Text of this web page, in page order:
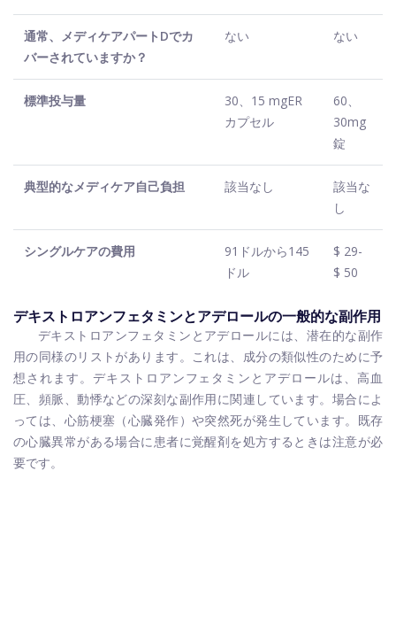
通常、メディケアパートDでカ
バーされていますか？
ない ない
標準投与量
30、15 mgER
カプセル
60、
30mg
錠
典型的なメディケア自己負担 該当なし
該当な
し
シングルケアの費用
91ドルから145
ドル
$ 29-
$ 50
デキストロアンフェタミンとアデロールの一般的な副作用
デキストロアンフェタミンとアデロールには、潜在的な副作
用の同様のリストがあります。これは、成分の類似性のために予
想されます。デキストロアンフェタミンとアデロールは、高血
圧、頻脈、動悸などの深刻な副作用に関連しています。場合によ
っては、心筋梗塞（心臓発作）や突然死が発生しています。既存
の心臓異常がある場合に患者に覚醒剤を処方するときは注意が必
要です。